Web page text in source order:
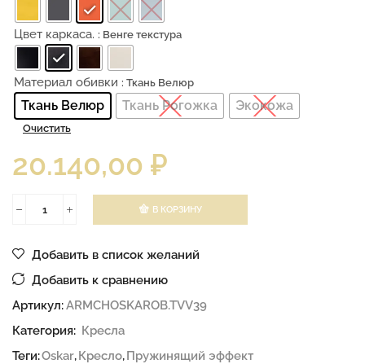
Цвет каркаса. : Венге текстура
Материал обивки : Ткань Велюр
Ткань Велюр Ткань Рогожка Экокожа
Очистить
20.140,00 ₽
В КОРЗИНУ
Добавить в список желаний
Добавить к сравнению
Артикул:ARMCHOSKAROB.TVV39
Категория: Кресла
Теги:Oskar,Кресло,Пружинящий эффект